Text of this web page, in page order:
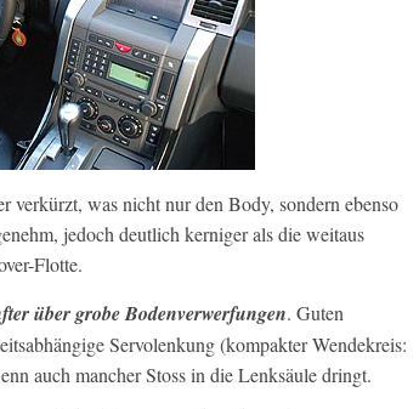
verkürzt, was nicht nur den Body, sondern ebenso
jedoch deutlich kerniger als die weitaus
Flotte.
über grobe Bodenverwerfungen. Guten
Servolenkung (kompakter Wendekreis:
auch mancher Stoss in die Lenksäule dringt.